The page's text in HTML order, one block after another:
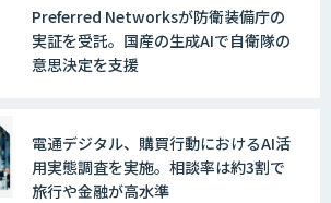
戦略策定から実装まで一気通貫のAIエー
ジェント開発
WARP NEXT
Preferred Networksが防衛装備庁の
実証を受託。国産の生成AIで自衛隊の
意思決定を支援
電通デジタル、購買行動におけるAI活
用実態調査を実施。相談率は約3割で
旅行や金融が高水準